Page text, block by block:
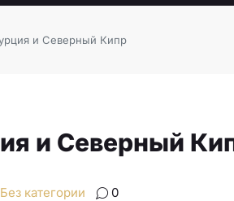
и Северный Кипр
и Северный
Без категории 0